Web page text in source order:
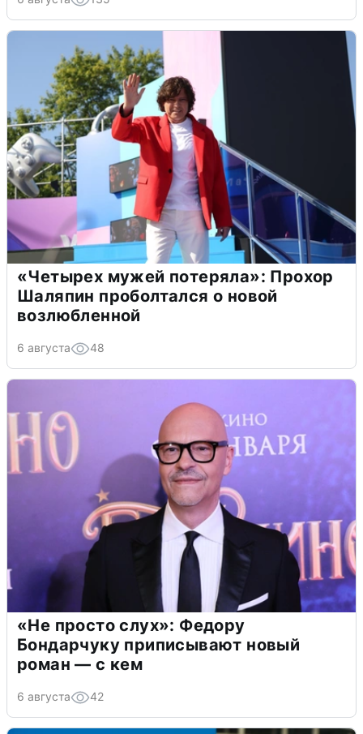
«Четырех мужей потеряла»: Прохор
Шаляпин проболтался о новой
возлюбленной
6 августа 48
«Не просто слух»: Федору
Бондарчуку приписывают новый
роман — с кем
6 августа 42